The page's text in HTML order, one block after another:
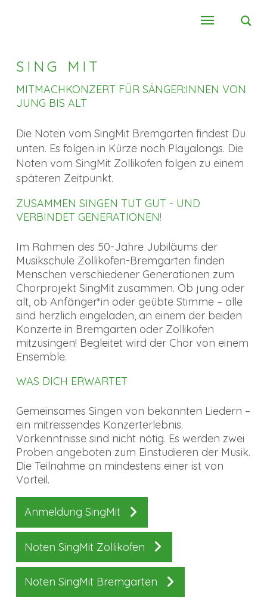
SING MIT
MITMACHKONZERT FÜR SÄNGER:INNEN VON
JUNG BIS ALT
Die Noten vom SingMit Bremgarten findest Du
unten. Es folgen in Kürze noch Playalongs. Die
Noten vom SingMit Zollikofen folgen zu einem
späteren Zeitpunkt.
ZUSAMMEN SINGEN TUT GUT - UND
VERBINDET GENERATIONEN!
Im Rahmen des 50-Jahre Jubiläums der
Musikschule Zollikofen-Bremgarten finden
Menschen verschiedener Generationen zum
Chorprojekt SingMit zusammen. Ob jung oder
alt, ob Anfänger*in oder geübte Stimme – alle
sind herzlich eingeladen, an einem der beiden
Konzerte in Bremgarten oder Zollikofen
mitzusingen! Begleitet wird der Chor von einem
Ensemble.
WAS DICH ERWARTET
Gemeinsames Singen von bekannten Liedern –
ein mitreissendes Konzerterlebnis.
Vorkenntnisse sind nicht nötig. Es werden zwei
Proben angeboten zum Einstudieren der Musik.
Die Teilnahme an mindestens einer ist von
Vorteil.
Anmeldung SingMit
Noten SingMit Zollikofen
Noten SingMit Bremgarten